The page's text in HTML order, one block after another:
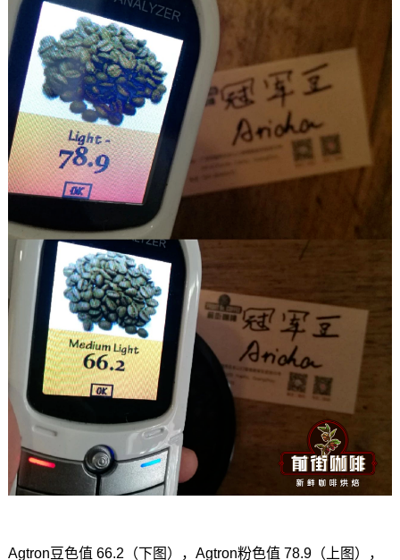
Agtron豆色值 66.2（下图），Agtron粉色值 78.9（上图），